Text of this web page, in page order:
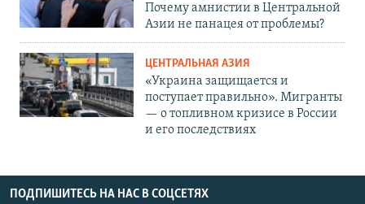
Почему амнистии в Центральной
Азии не панацея от проблемы?
ЦЕНТРАЛЬНАЯ АЗИЯ
«Украина защищается и
поступает правильно». Мигранты
— о топливном кризисе в России
и его последствиях
ПОДПИШИТЕСЬ НА НАС В СОЦСЕТЯХ